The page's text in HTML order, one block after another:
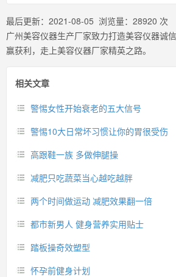
最后更新： 2021-08-05 浏览量： 28920 次
广州美容仪器生产厂家致力打造美容仪器诚
赢获利，走上美容仪器厂家精英之路。
相关文章
警惕女性开始衰老的五大信号
警惕10大日常坏习惯让你的胃很受伤
高跟鞋一族 多做伸腿操
减肥只吃蔬菜当心越吃越胖
两个时间做运动 减肥效果翻一倍
都市新男人 健身营养实用贴士
踏板操奇效塑型
怀孕前健身计划